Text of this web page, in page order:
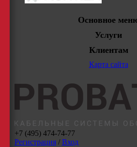
Основное
Услуги
Клиентам
Карта сайта
+7 (495) 474-74-77
Регистрация/ Вход